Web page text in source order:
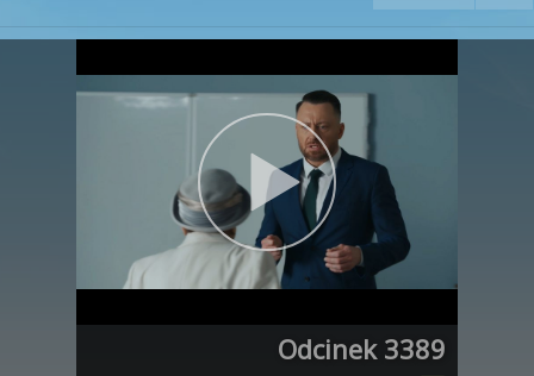
Odcinek 3389